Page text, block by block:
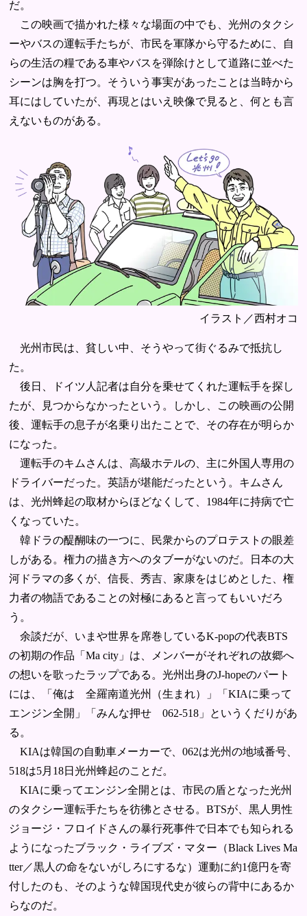
だ。
この映画で描かれた様々な場面の中でも、光州のタクシ
ーやバスの運転手たちが、市民を軍隊から守るために、自
らの生活の糧である車やバスを弾除けとして道路に並べた
シーンは胸を打つ。そういう事実があったことは当時から
耳にはしていたが、再現とはいえ映像で見ると、何とも言
えないものがある。
イラスト／西村オコ
光州市民は、貧しい中、そうやって街ぐるみで抵抗し
た。
後日、ドイツ人記者は自分を乗せてくれた運転手を探し
たが、見つからなかったという。しかし、この映画の公開
後、運転手の息子が名乗り出たことで、その存在が明らか
になった。
運転手のキムさんは、高級ホテルの、主に外国人専用の
ドライバーだった。英語が堪能だったという。キムさん
は、光州蜂起の取材からほどなくして、1984年に持病で亡
くなっていた。
韓ドラの醍醐味の一つに、民衆からのプロテストの眼差
しがある。権力の描き方へのタブーがないのだ。日本の大
河ドラマの多くが、信長、秀吉、家康をはじめとした、権
力者の物語であることの対極にあると言ってもいいだろ
う。
余談だが、いまや世界を席巻しているK-popの代表BTS
の初期の作品「Ma city」は、メンバーがそれぞれの故郷へ
の想いを歌ったラップである。光州出身のJ-hopeのパート
には、「俺は 全羅南道光州（生まれ）」「KIAに乗って
エンジン全開」「みんな押せ 062-518」というくだりがあ
る。
KIAは韓国の自動車メーカーで、062は光州の地域番号、
518は5月18日光州蜂起のことだ。
KIAに乗ってエンジン全開とは、市民の盾となった光州
のタクシー運転手たちを彷彿とさせる。BTSが、黒人男性
ジョージ・フロイドさんの暴行死事件で日本でも知られる
ようになったブラック・ライブズ・マター（Black Lives Ma
tter／黒人の命をないがしろにするな）運動に約1億円を寄
付したのも、そのような韓国現代史が彼らの背中にあるか
らなのだ。